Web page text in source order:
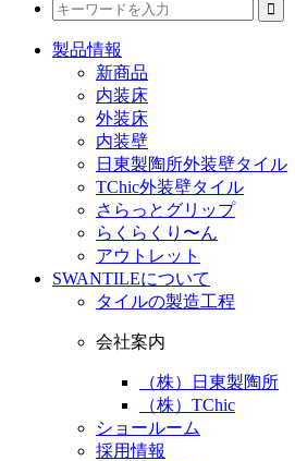
製品情報
新商品
内装床
外装床
内装壁
日東製陶所外装壁タイル
TChic外装壁タイル
さらっとグリップ
らくらくり〜ん
アウトレット
SWANTILEについて
タイルの製造工程
会社案内
（株）日東製陶所
（株）TChic
ショールーム
採用情報